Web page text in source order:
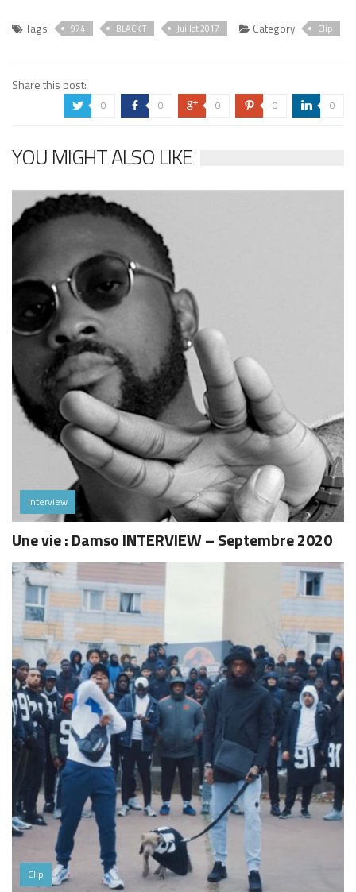
Tags 974 BLACK T Juillet 2017 Category Clip
Share this post:
a 0 b 0 c 0 d 0 j 0
YOU MIGHT ALSO LIKE
Interview
Une vie : Damso INTERVIEW – Septembre 2020
Clip